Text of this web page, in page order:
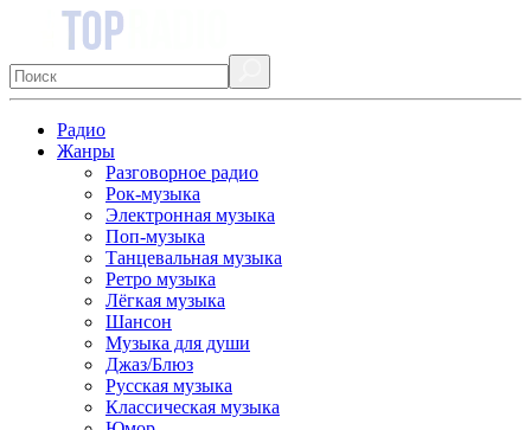
Радио
Жанры
Разговорное радио
Рок-музыка
Электронная музыка
Поп-музыка
Танцевальная музыка
Ретро музыка
Лёгкая музыка
Шансон
Музыка для души
Джаз/Блюз
Русская музыка
Классическая музыка